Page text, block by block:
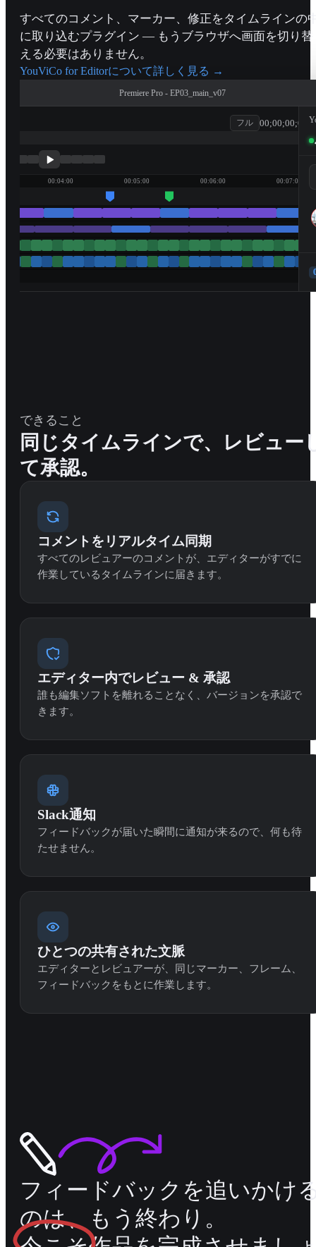
すべてのコメント、マーカー、修正をタイムラインの
に取り込むプラグイン — もうブラウザへ画面を切り替
える必要はありません。
YouViCo for Editorについて詳しく見る →
Premiere Pro - EP03_main_v07
フル 00;00;00;00
00:04:00 00:05:00 00:06:00 00:07:00
できること
同じタイムラインで、レビュー
て承認。
コメントをリアルタイム同期
すべてのレビュアーのコメントが、エディターがすでに
作業しているタイムラインに届きます。
エディター内でレビュー & 承認
誰も編集ソフトを離れることなく、バージョンを承認で
きます。
Slack通知
フィードバックが届いた瞬間に通知が来るので、何も待
たせません。
ひとつの共有された文脈
エディターとレビュアーが、同じマーカー、フレーム、
フィードバックをもとに作業します。
フィードバックを追いかけ
のは、もう終わり。